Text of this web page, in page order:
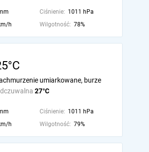
Ciśnienie: 1011 hPa
h Wilgotność: 78%
27°C
umiarkowane, burze
Ciśnienie: 1011 hPa
h Wilgotność: 79%